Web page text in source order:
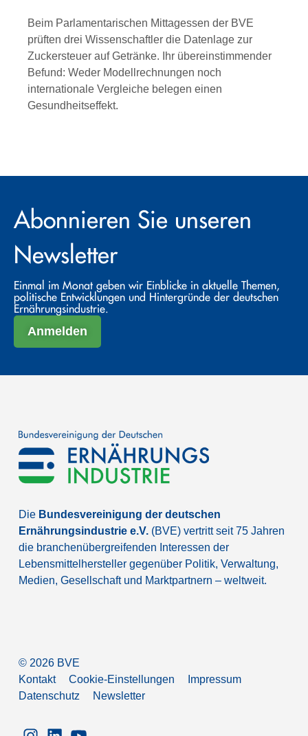
Beim Parlamentarischen Mittagessen der BVE
prüften drei Wissenschaftler die Datenlage zur
Zuckersteuer auf Getränke. Ihr übereinstimmender
Befund: Weder Modellrechnungen noch
internationale Vergleiche belegen einen
Gesundheitseffekt.
Abonnieren Sie unseren
Newsletter
Einmal im Monat geben wir Einblicke in aktuelle Themen,
politische Entwicklungen und Hintergründe der deutschen
Ernährungsindustrie.
Anmelden
Die Bundesvereinigung der deutschen
Ernährungsindustrie e.V. (BVE) vertritt seit 75 Jahren
die branchenübergreifenden Interessen der
Lebensmittelhersteller gegenüber Politik, Verwaltung,
Medien, Gesellschaft und Marktpartnern – weltweit.
© 2026BVE
Kontakt
Cookie-Einstellungen
Impressum
Datenschutz
Newsletter